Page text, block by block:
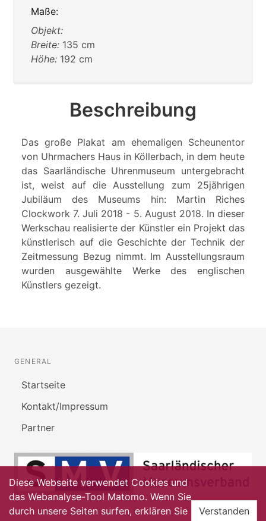
Maße:
Objekt:
Breite: 135 cm
Höhe: 192 cm
Beschreibung
Das große Plakat am ehemaligen Scheunentor
von Uhrmachers Haus in Köllerbach, in dem heute
das Saarländische Uhrenmuseum untergebracht
ist, weist auf die Ausstellung zum 25jährigen
Jubiläum des Museums hin: Martin Riches
Clockwork 7. Juli 2018 - 5. August 2018. In dieser
Werkschau realisierte der Künstler ein Projekt das
künstlerisch auf die Geschichte der Technik der
Zeitmessung Bezug nimmt. Im Ausstellungsraum
wurden ausgewählte Werke des englischen
Künstlers gezeigt.
GENERAL
Startseite
Kontakt/Impressum
Partner
Diese Webseite verwendet Cookies und
das Webanalyse-Tool Matomo. Wenn Sie
durch unsere Seiten surfen, erklären Sie
Verstanden